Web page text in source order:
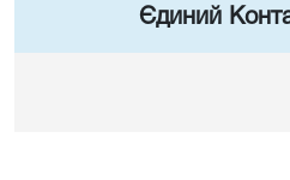
Єдиний